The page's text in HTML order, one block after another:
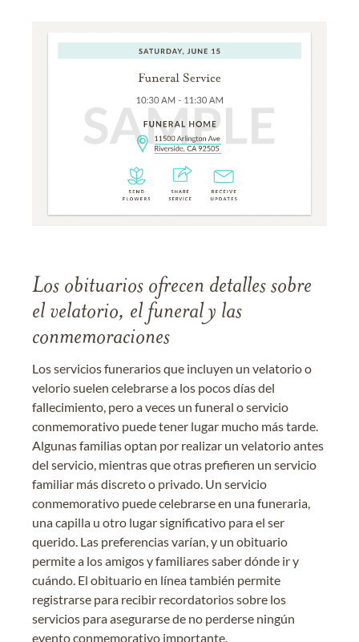
Los obituarios ofrecen detalles sobre
el velatorio, el funeral y las
conmemoraciones
Los servicios funerarios que incluyen un velatorio o
velorio suelen celebrarse a los pocos días del
fallecimiento, pero a veces un funeral o servicio
conmemorativo puede tener lugar mucho más tarde.
Algunas familias optan por realizar un velatorio antes
del servicio, mientras que otras prefieren un servicio
familiar más discreto o privado. Un servicio
conmemorativo puede celebrarse en una funeraria,
una capilla u otro lugar significativo para el ser
querido. Las preferencias varían, y un obituario
permite a los amigos y familiares saber dónde ir y
cuándo. El obituario en línea también permite
registrarse para recibir recordatorios sobre los
servicios para asegurarse de no perderse ningún
evento conmemorativo importante.